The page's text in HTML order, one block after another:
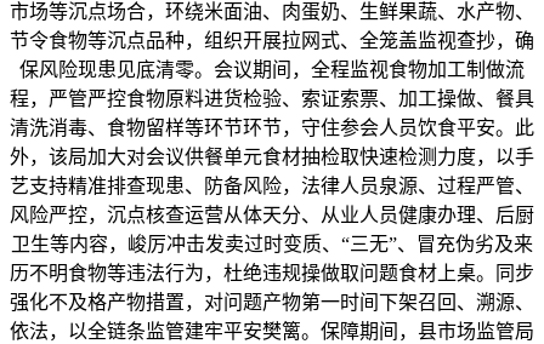
市场等沉点场合，环绕米面油、肉蛋奶、生鲜果蔬、水产物、
节令食物等沉点品种，组织开展拉网式、全笼盖监视查抄，确
保风险现患见底清零。会议期间，全程监视食物加工制做流
程，严管严控食物原料进货检验、索证索票、加工操做、餐具
清洗消毒、食物留样等环节环节，守住参会人员饮食平安。此
外，该局加大对会议供餐单元食材抽检取快速检测力度，以手
艺支持精准排查现患、防备风险，法律人员泉源、过程严管、
风险严控，沉点核查运营从体天分、从业人员健康办理、后厨
卫生等内容，峻厉冲击发卖过时变质、“三无”、冒充伪劣及来
历不明食物等违法行为，杜绝违规操做取问题食材上桌。同步
强化不及格产物措置，对问题产物第一时间下架召回、溯源、
依法，以全链条监管建牢平安樊篱。保障期间，县市场监管局